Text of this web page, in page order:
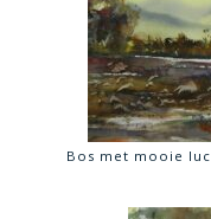
Bos met mooie